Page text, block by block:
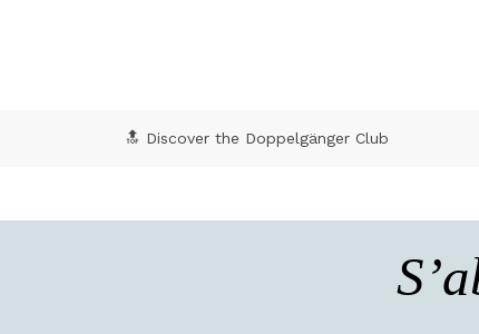
🔝 Discover the Doppelgänger Club